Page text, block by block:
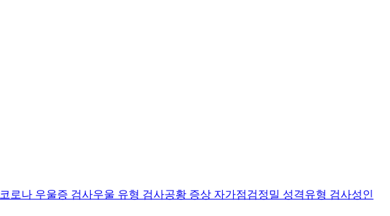
코로나 우울증 검사우울 유형 검사공황 증상 자가점검정밀 성격유형 검사성인